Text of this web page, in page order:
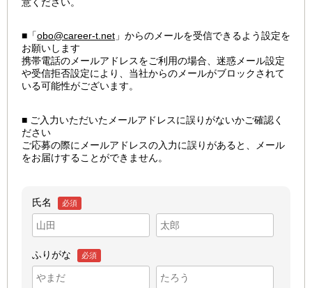
■「obo@career-t.net 」からのメールを受信できるよう設定を
お願いします
携帯電話のメールアドレスをご利用の場合、迷惑メール設定
や受信拒否設定により、当社からのメールがブロックされて
いる可能性がございます。
■ ご入力いただいたメールアドレスに誤りがないかご確認く
ださい
ご応募の際にメールアドレスの入力に誤りがあると、メール
をお届けすることができません。
氏名 必須
ふりがな 必須